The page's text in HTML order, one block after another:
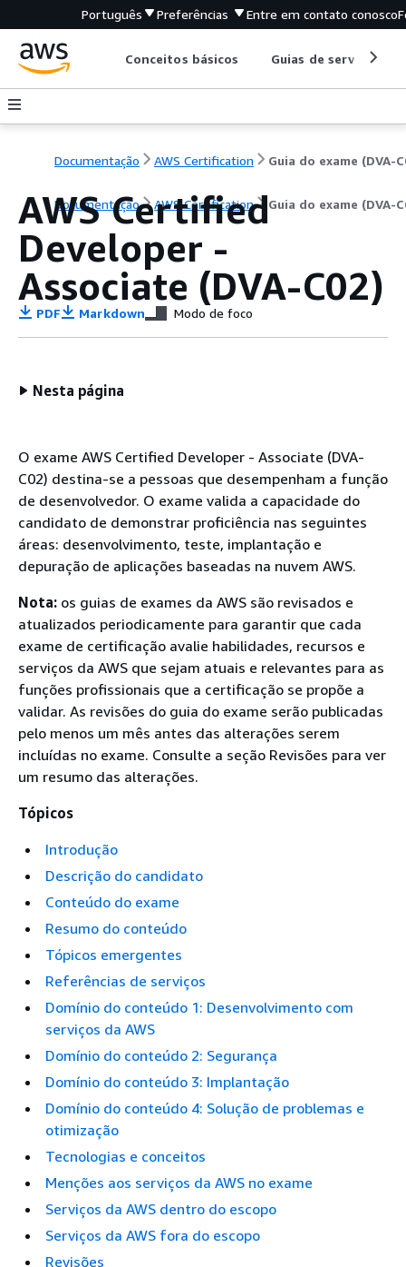
Português Preferências Entre em contato conosco
Conceitos básicos Guias de serviço
Documentação AWS Certification Guia do exame (DVA-
Documentação AWS Certification Guia do exame (DVA-
AWS Certified
Developer -
Associate (DVA-C02)
PDF Markdown Modo de foco
Nesta página
O exame AWS Certified Developer - Associate (DVA-
C02) destina-se a pessoas que desempenham a função
de desenvolvedor. O exame valida a capacidade do
candidato de demonstrar proficiência nas seguintes
áreas: desenvolvimento, teste, implantação e
depuração de aplicações baseadas na nuvem AWS.
Nota: os guias de exames da AWS são revisados e
atualizados periodicamente para garantir que cada
exame de certificação avalie habilidades, recursos e
serviços da AWS que sejam atuais e relevantes para as
funções profissionais que a certificação se propõe a
validar. As revisões do guia do exame serão publicadas
pelo menos um mês antes das alterações serem
incluídas no exame. Consulte a seção Revisões para ver
um resumo das alterações.
Tópicos
Introdução
Descrição do candidato
Conteúdo do exame
Resumo do conteúdo
Tópicos emergentes
Referências de serviços
Domínio do conteúdo 1: Desenvolvimento com
serviços da AWS
Domínio do conteúdo 2: Segurança
Domínio do conteúdo 3: Implantação
Domínio do conteúdo 4: Solução de problemas e
otimização
Tecnologias e conceitos
Menções aos serviços da AWS no exame
Serviços da AWS dentro do escopo
Serviços da AWS fora do escopo
Revisões